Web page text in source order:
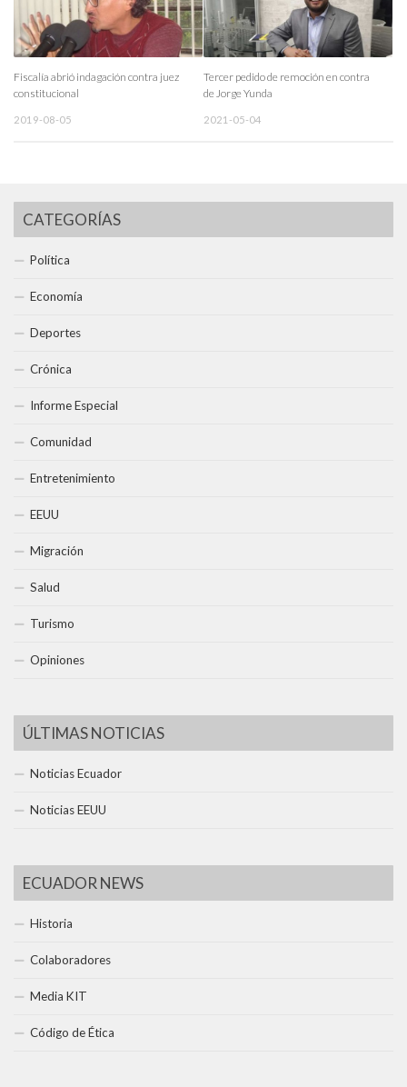
Fiscalía abrió indagación contra juez
constitucional
2019-08-05
Tercer pedido de remoción en contra
de Jorge Yunda
2021-05-04
CATEGORÍAS
Política
Economía
Deportes
Crónica
Informe Especial
Comunidad
Entretenimiento
EEUU
Migración
Salud
Turismo
Opiniones
ÚLTIMAS NOTICIAS
Noticias Ecuador
Noticias EEUU
ECUADOR NEWS
Historia
Colaboradores
Media KIT
Código de Ética